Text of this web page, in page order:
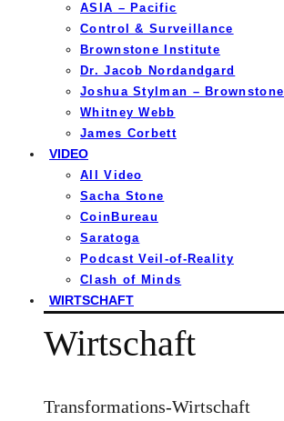
ASIA – Pacific
Control & Surveillance
Brownstone Institute
Dr. Jacob Nordandgard
Joshua Stylman – Brownstone
Whitney Webb
James Corbett
VIDEO
All Video
Sacha Stone
CoinBureau
Saratoga
Podcast Veil-of-Reality
Clash of Minds
WIRTSCHAFT
Wirtschaft
Transformations-Wirtschaft